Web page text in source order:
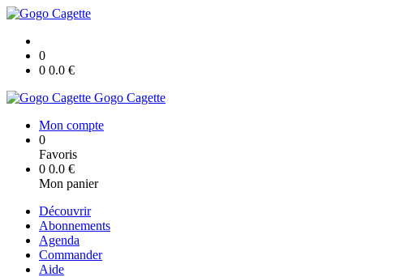
0
0 0.0 €
Gogo Cagette
Mon compte
0
Favoris
0 0.0 €
Mon panier
Découvrir
Abonnements
Agenda
Commander
Aide